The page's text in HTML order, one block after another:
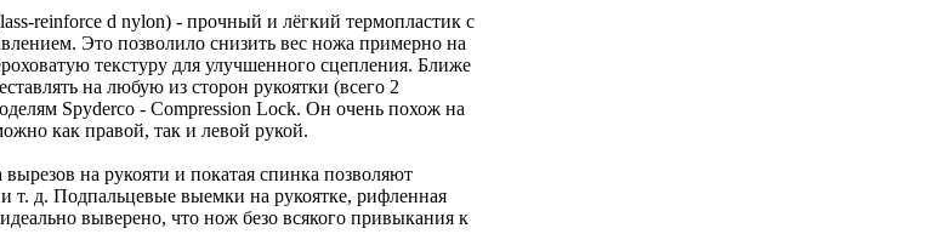
reinforce d nylon) - прочный и лёгкий термопластик с
Это позволило снизить вес ножа примерно на
текстуру для улучшенного сцепления. Ближе
на любую из сторон рукоятки (всего 2
Spyderco - Compression Lock. Он очень похож на
как правой, так и левой рукой.
на рукояти и покатая спинка позволяют
т. д. Подпальцевые выемки на рукоятке, рифленная
выверено, что нож безо всякого привыкания к